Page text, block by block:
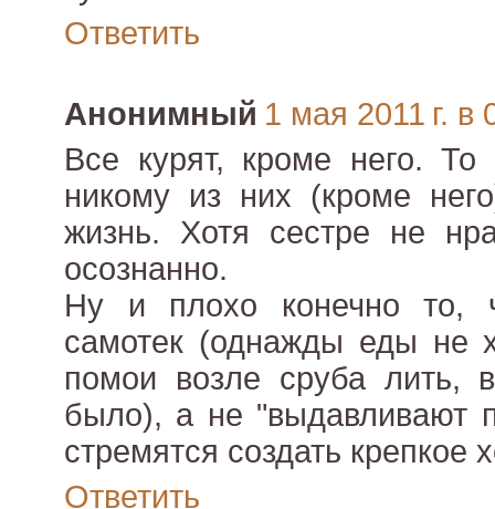
Ответить
Анонимный 1 мая 2011 г. в
Все курят, кроме него. То
никому из них (кроме
жизнь. Хотя сестре не
осознанно.
Ну и плохо конечно то,
самотек (однажды еды не
помои возле сруба лить,
было), а не "выдавливают
стремятся создать крепкое
Ответить